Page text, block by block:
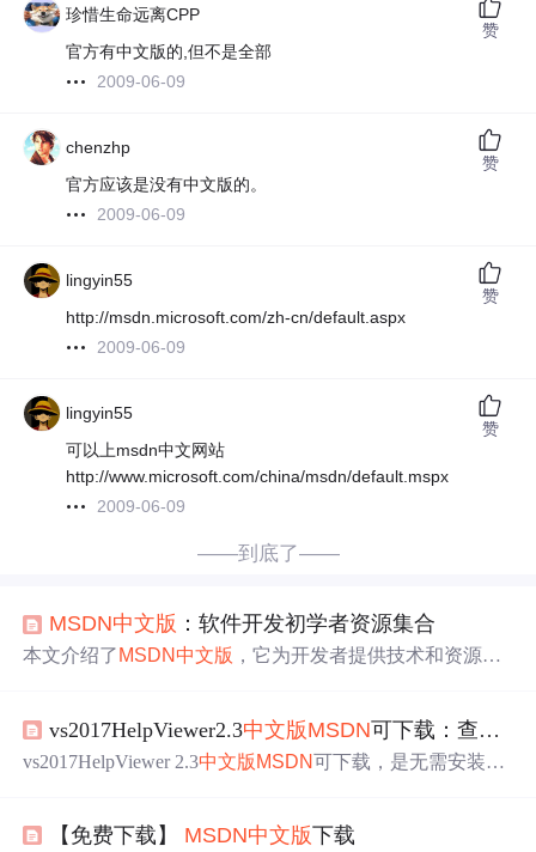
珍惜生命远离CPP
官方有中文版的,但不是全部
2009-06-09
赞
chenzhp
官方应该是没有中文版的。
2009-06-09
赞
lingyin55
http://msdn.microsoft.com/zh-cn/default.aspx
2009-06-09
赞
lingyin55
可以上msdn中文网站
http://www.microsoft.com/china/msdn/default.mspx
2009-06-09
赞
——到底了——
MSDN中文版 ：软件开发初学者资源集合
本文介绍了 MSDN 中文版 ，它为开发者提供技术和资源支
向对象编程，分析MFC应用框架。深入理解消息处理机
制，分享项目实战经验及开发社区资源利用策略。
vs2017HelpViewer2.3中文版MSDN可下载：查看
vs2017HelpViewer 2.3中文版 MSDN可下载，是无需安装Vis
环境和企业内部。具有无需安装VS、中文支持、参数传递
【免费下载】 MSDN中文版下载